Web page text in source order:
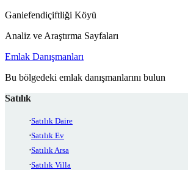
Ganiefendiçiftliği Köyü
Analiz ve Araştırma Sayfaları
Emlak Danışmanları
Bu bölgedeki emlak danışmanlarını bulun
Satılık
Satılık Daire
Satılık Ev
Satılık Arsa
Satılık Villa